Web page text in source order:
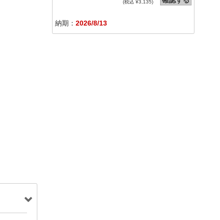
(税込 ¥3,135)
納期： 2026/8/13